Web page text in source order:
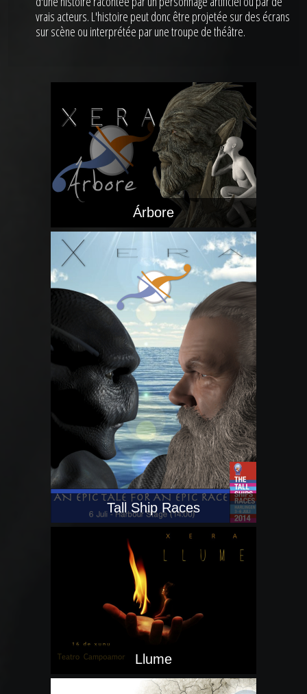
vrais acteurs. L'histoire peut donc être projetée sur des écrans
sur scène ou interprétée par une troupe de théâtre.
Árbore
Tall Ship Races
Llume